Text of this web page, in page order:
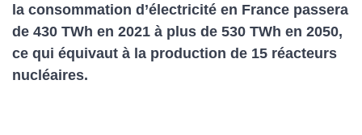
la consommation d’électricité en France passera
de 430 TWh en 2021 à plus de 530 TWh en 2050,
ce qui équivaut à la production de 15 réacteurs
nucléaires.